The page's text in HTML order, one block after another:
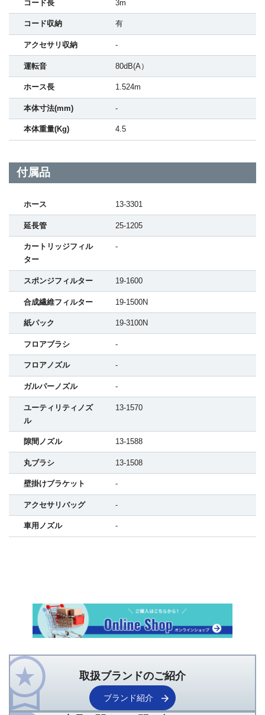
コード長 3m
コード収納 有
アクセサリ収納 -
運転音 80dB(A）
ホース長 1.524m
本体寸法(mm) -
本体重量(Kg) 4.5
付属品
ホース 13-3301
延長管 25-1205
カートリッジフィル
ター
-
スポンジフィルター 19-1600
合成繊維フィルター 19-1500N
紙パック 19-3100N
フロアブラシ -
フロアノズル -
ガルパーノズル -
ユーティリティノズ
ル
13-1570
隙間ノズル 13-1588
丸ブラシ 13-1508
壁掛けブラケット -
アクセサリバッグ -
車用ノズル -
取扱ブランドのご紹介
ブランド紹介